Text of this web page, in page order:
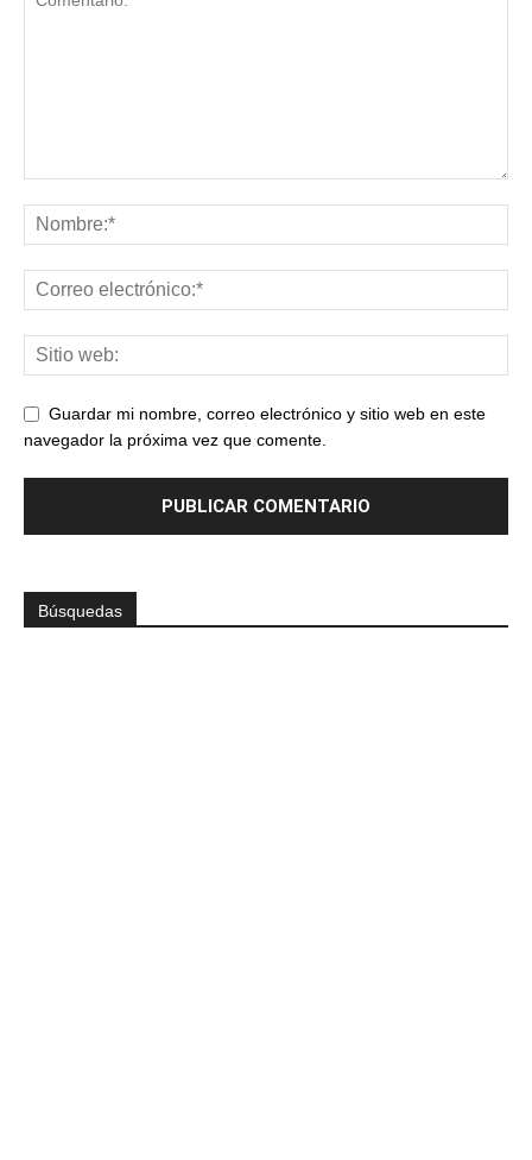
Guardar mi nombre, correo electrónico y sitio web en este
navegador la próxima vez que comente.
Búsquedas